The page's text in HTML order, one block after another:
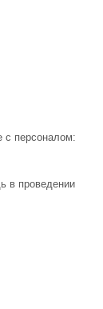
с персоналом:
в проведении